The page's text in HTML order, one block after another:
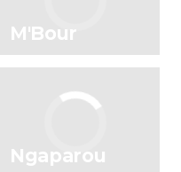
M'Bour
Ngaparou